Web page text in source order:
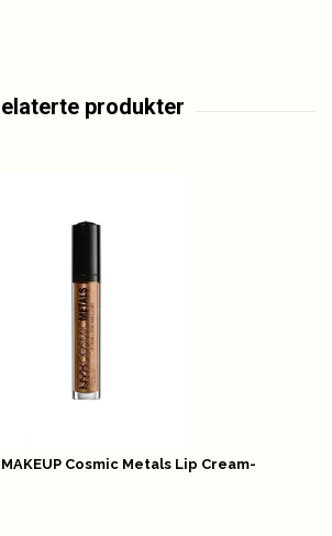
MAKEUP Cosmic Metals Lip Cream-